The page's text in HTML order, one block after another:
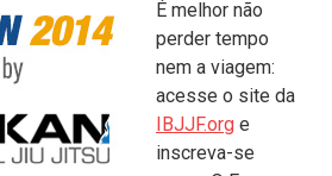
É melhor não
perder tempo
nem a viagem:
acesse o site da
IBJJF.org e
inscreva-se